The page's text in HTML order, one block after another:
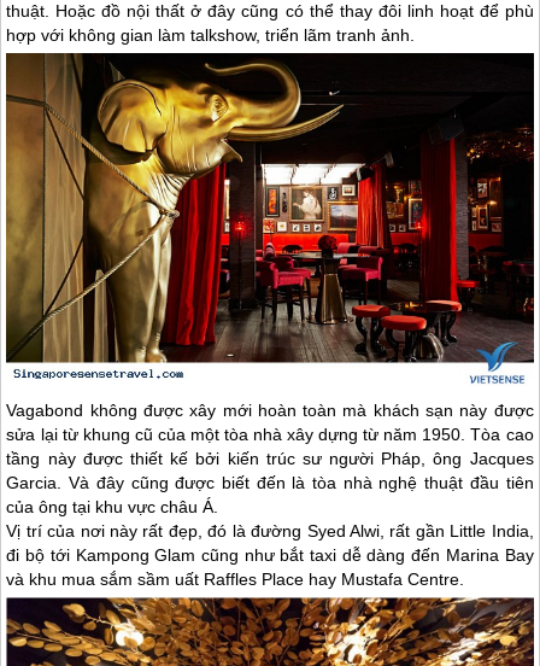
thuật. Hoặc đồ nội thất ở đây cũng có thể thay đôi linh hoạt để phù
hợp với không gian làm talkshow, triển lãm tranh ảnh.
Vagabond không được xây mới hoàn toàn mà khách sạn này được
sửa lại từ khung cũ của một tòa nhà xây dựng từ năm 1950. Tòa cao
tầng này được thiết kế bởi kiến trúc sư người Pháp, ông Jacques
Garcia. Và đây cũng được biết đến là tòa nhà nghệ thuật đầu tiên
của ông tại khu vực châu Á.
Vị trí của nơi này rất đẹp, đó là đường Syed Alwi, rất gần Little India,
đi bộ tới Kampong Glam cũng như bắt taxi dễ dàng đến Marina Bay
và khu mua sắm sầm uất Raffles Place hay Mustafa Centre.